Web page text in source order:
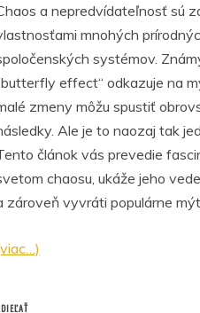
a nepredvídateľnosť sú
mnohých
systémov.
„butterfly effect“ odkazuje na
zmeny môžu spustiť
Ale je to naozaj tak
článok vás prevedie
chaosu, ukáže jeho
zároveň vyvráti populárne